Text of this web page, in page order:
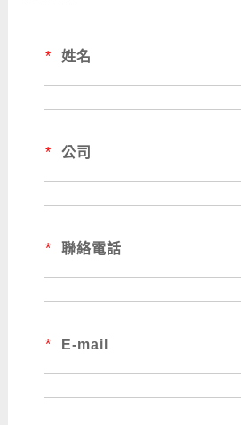
* 姓名
* 公司
* 聯絡電話
* E-mail